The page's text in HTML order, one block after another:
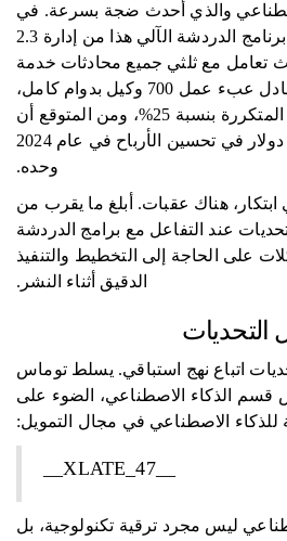
والذي أحدث ضجة بسرعة. في
شهره الأول، تمكن برنامج الدردشة الآلي هذا من إدارة 2.3
تعامل مع ثلثي جميع محادثات خدمة
العملاء. وقد تولت مهام تعادل عبء عمل 700 وكيل بدوام كامل،
وخفضت الاستفسارات المتكررة بنسبة 25%، ومن المتوقع أن
تساهم بمبلغ 40 مليون دولار في تحسين الأرباح في عام 2024
وحده.
هناك عقبات. أبلغ ما يقرب من
عند التفاعل مع برامج الدردشة
على الحاجة إلى التخطيط والتنفيذ
الدقيق أثناء النشر.
التحديات
اتباع نهج استباقي. يسلط توماس
قسم الذكاء الاصطناعي، الضوء على
للذكاء الاصطناعي في مجال التمويل:
__XLATE_47__
ليس مجرد ترقية تكنولوجية، بل